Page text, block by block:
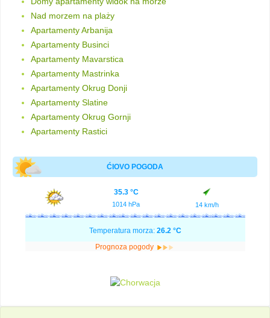
Nad morzem na plaży
Apartamenty Arbanija
Apartamenty Businci
Apartamenty Mavarstica
Apartamenty Mastrinka
Apartamenty Okrug Donji
Apartamenty Slatine
Apartamenty Okrug Gornji
Apartamenty Rastici
ĆIOVO POGODA
35.3 °C
1014 hPa 14 km/h
Temperatura morza:26.2 °C
Prognoza pogody